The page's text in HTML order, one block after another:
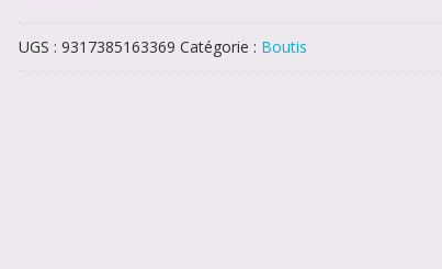
broder
UGS : 9317385163369 Catégorie : Boutis